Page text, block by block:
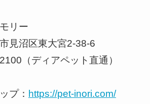
リー
見沼区東大宮2-38-6
（ディアペット直通）
プ： https://pet-inori.com/